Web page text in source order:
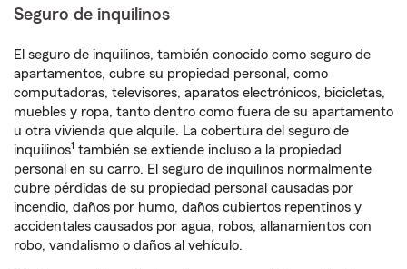
Seguro de inquilinos
El seguro de inquilinos, también conocido como seguro de
apartamentos, cubre su propiedad personal, como
computadoras, televisores, aparatos electrónicos, bicicletas,
muebles y ropa, tanto dentro como fuera de su apartamento
u otra vivienda que alquile. La cobertura del seguro de
inquilinos1 también se extiende incluso a la propiedad
personal en su carro. El seguro de inquilinos normalmente
cubre pérdidas de su propiedad personal causadas por
incendio, daños por humo, daños cubiertos repentinos y
accidentales causados por agua, robos, allanamientos con
robo, vandalismo o daños al vehículo.